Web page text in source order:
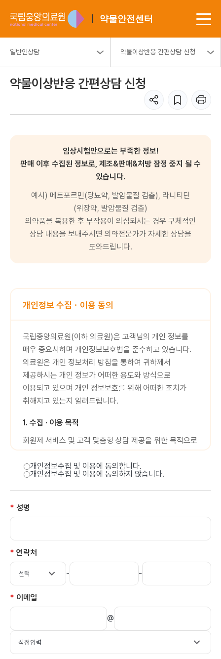
약물안전센터
일반인상담 약물이상반응 간편상담 신청
약물이상반응 간편상담 신청
임상시험만으로는 부족한 정보!
판매 이후 수집된 정보로, 제조&판매&처방 잠정 중지 될 수
있습니다.
예시) 메트포르민(당뇨약, 발암물질 검출), 라니티딘
(위장약, 발암물질 검출)
의약품을 복용한 후 부작용이 의심되시는 경우 구체적인
상담 내용을 보내주시면 의약전문가가 자세한 상담을
도와드립니다.
개인정보 수집ㆍ이용 동의
국립중앙의료원(이하 의료원)은 고객님의 개인 정보를
매우 중요시하며 개인정보보호법을 준수하고 있습니다.
의료원은 개인 정보처리 방침을 통하여 귀하께서
제공하시는 개인 정보가 어떠한 용도와 방식으로
이용되고 있으며 개인 정보보호를 위해 어떠한 조치가
취해지고 있는지 알려드립니다.
1. 수집 · 이용 목적
회원제 서비스 및 고객 맞춤형 상담 제공을 위한 목적으로
활용합니다.
이용자가 제공한 모든 정보는 하기 목적에 필요한 용도
이외로는 사용되지 않으며 이용목적이 변경될 시에는
사전동의를 구할 것입니다.
홈페이지 회원관리,
의료원은 회원가입 시 서비스 이용을 위해 필요한
개인정보수집 및 이용에 동의합니다.
개인정보수집 및 이용에 동의하지 않습니다.
* 성명
* 연락처
- -
* 이메일
@